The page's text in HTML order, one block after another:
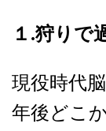
１.狩りで
現役時代
年後どこ